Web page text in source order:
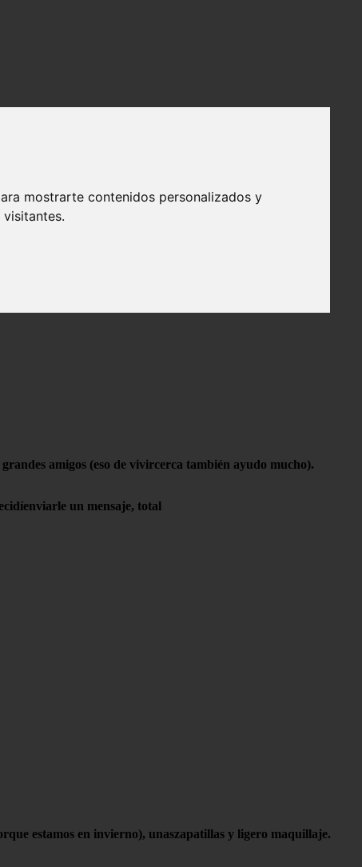
mostrarte contenidos personalizados y
amigos (eso de vivircerca también ayudo mucho).
un mensaje, total
estamos en invierno), unaszapatillas y ligero maquillaje.